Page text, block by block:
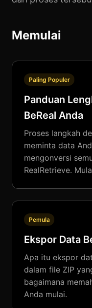
Memulai
Paling Populer
Panduan
BeReal Anda
Proses langkah
meminta data
mengonversi
RealRetrieve.
Pemula
Ekspor Data
Apa itu ekspor
dalam file ZIP
bagaimana
Anda mulai.